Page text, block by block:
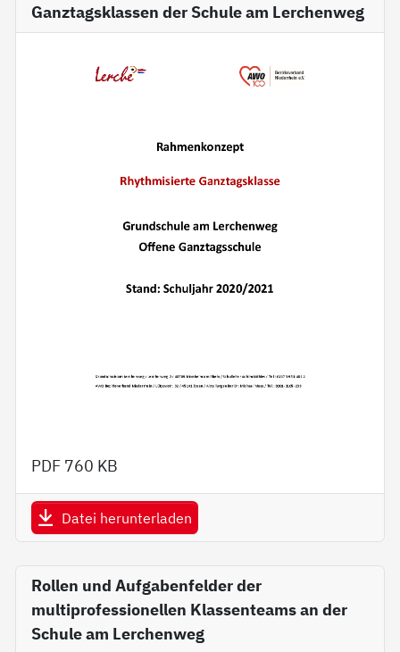
Ganztagsklassen der Schule am Lerchenweg
PDF 760 KB
Datei herunterladen
Rollen und Aufgabenfelder der
multiprofessionellen Klassenteams an der
Schule am Lerchenweg